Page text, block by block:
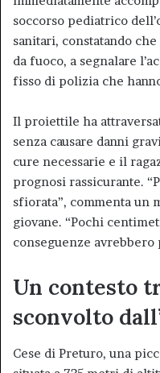
soccorso pediatrico
sanitari, constatando
da fuoco, a segnalare
fisso di polizia che
Il proiettile ha
senza causare danni
cure necessarie e il
prognosi rassicurante.
sfiorata”, commenta un
giovane. “Pochi
conseguenze avrebbero
Un contesto
sconvolto
Cese di Preturo, una